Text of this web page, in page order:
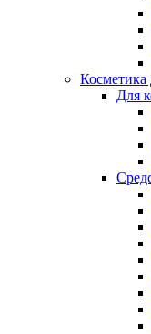
Косметика
Для